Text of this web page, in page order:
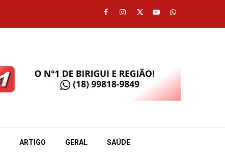
Facebook
Instagram
TwitterYoutubeWhatsapp
ARTIGO GERAL SAÚDE